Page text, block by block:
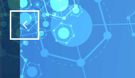
Кислоты
Пищевая химия для производств
Стандарт-титры
СЕРТИФИКАТЫ
КОНТАКТЫ